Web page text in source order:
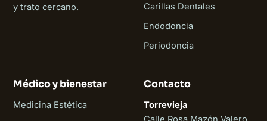
y trato cercano.
Carillas Dentales
Endodoncia
Periodoncia
Médico y bienestar
Medicina Estética
Contacto
Torrevieja